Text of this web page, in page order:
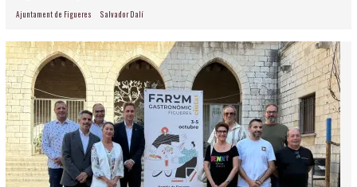
Ajuntament de Figueres Salvador Dalí